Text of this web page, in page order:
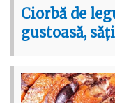
Ciorbă de
gustoasă,